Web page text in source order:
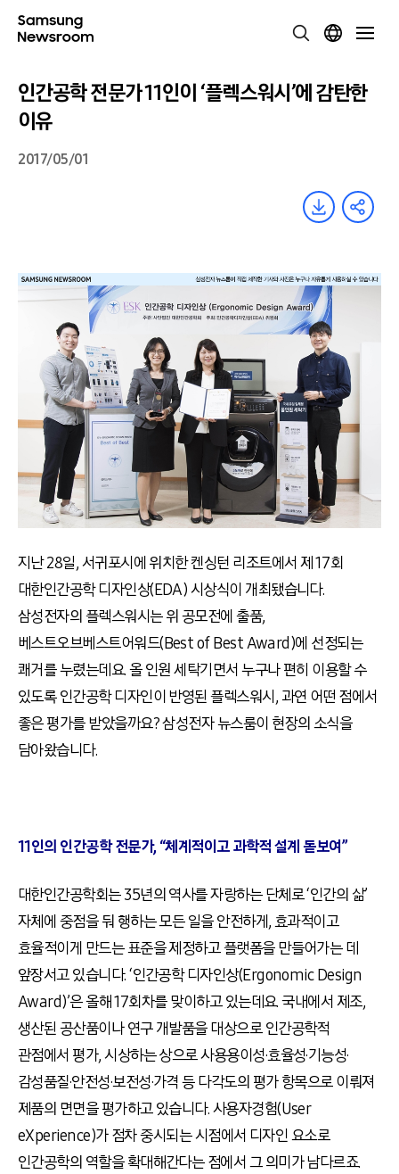
인간공학 전문가 11인이 ‘플렉스워시’에 감탄한
이유
2017/05/01
지난 28일, 서귀포시에 위치한 켄싱턴 리조트에서 제 17회
대한인간공학 디자인상(EDA) 시상식이 개최됐습니다.
삼성전자의 플렉스워시는 위 공모전에 출품,
베스트오브베스트어워드(Best of Best Award)에 선정되는
쾌거를 누렸는데요. 올 인원 세탁기면서 누구나 편히 이용할 수
있도록 인간공학 디자인이 반영된 플렉스워시, 과연 어떤 점에서
좋은 평가를 받았을까요? 삼성전자 뉴스룸이 현장의 소식을
담아왔습니다.
11인의 인간공학 전문가, “체계적이고 과학적 설계 돋보여”
대한인간공학회는 35년의 역사를 자랑하는 단체로 ‘인간의 삶’
자체에 중점을 둬 행하는 모든 일을 안전하게, 효과적이고
효율적이게 만드는 표준을 제정하고 플랫폼을 만들어가는 데
앞장서고 있습니다. ‘인간공학 디자인상(Ergonomic Design
Award)’은 올해 17회차를 맞이하고 있는데요. 국내에서 제조,
생산된 공산품이나 연구 개발품을 대상으로 인간공학적
관점에서 평가, 시상하는 상으로 사용용이성·효율성·기능성·
감성품질·안전성·보전성·가격 등 다각도의 평가 항목으로 이뤄져
제품의 면면을 평가하고 있습니다. 사용자경험(User
eXperience)가 점차 중시되는 시점에서 디자인 요소로
인간공학의 역할을 확대해간다는 점에서 그 의미가 남다르죠.